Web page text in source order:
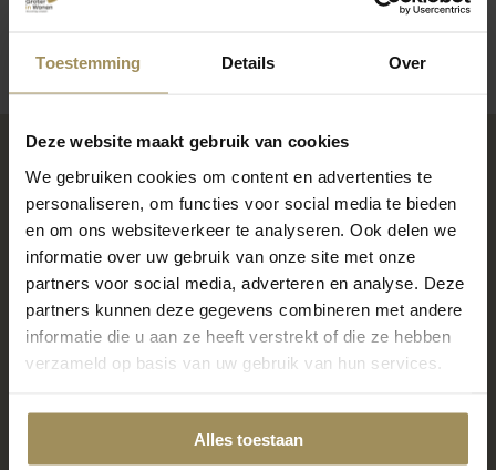
Toestemming Details Over
Deze website maakt gebruik van cookies
We gebruiken cookies om content en advertenties te
personaliseren, om functies voor social media te bieden
en om ons websiteverkeer te analyseren. Ook delen we
informatie over uw gebruik van onze site met onze
partners voor social media, adverteren en analyse. Deze
partners kunnen deze gegevens combineren met andere
informatie die u aan ze heeft verstrekt of die ze hebben
verzameld op basis van uw gebruik van hun services.
Alles toestaan
Kom shoppen in één
van onze woonwinkels
Locatie Maastricht
7 dagen per week geopend
Gratis parkeren voor de deur